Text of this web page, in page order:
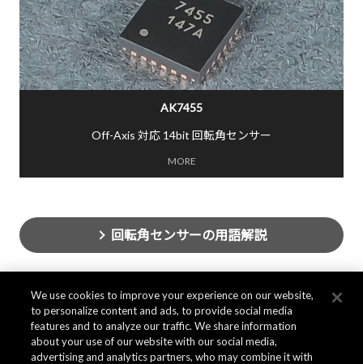
AK7455
Off-Axis 対応 14bit 回転角センサー
MORE
回転角センサーの用語解説
We use cookies to improve your experience on our website,
to personalize content and ads, to provide social media
features and to analyze our traffic. We share information
about your use of our website with our social media,
advertising and analytics partners, who may combine it with